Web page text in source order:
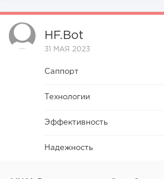
HF.bot
31 МАЯ 2023
Саппорт
Технологии
Эффективность
Надежность